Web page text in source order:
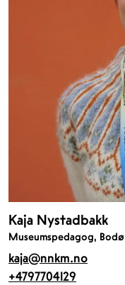
Kaja Nystadbakk
Museumspedagog, Bodø
kaja@nnkm.no
+4797704129